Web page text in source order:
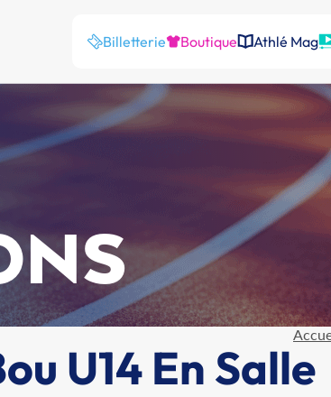
Billetterie Boutique Athlé Mag
U14 En Salle